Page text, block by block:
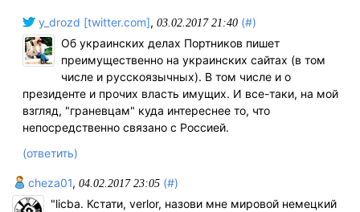
y_drozd [twitter.com], 03.02.2017 21:40 (#)
Об украинских делах Портников пишет
преимущественно на украинских сайтах (в том
числе и русскоязычных). В том числе и о
президенте и прочих власть имущих. И все-таки, на мой
взгляд, "граневцам" куда интереснее то, что
непосредственно связано с Россией.
(ответить)
cheza01, 04.02.2017 23:05 (#)
"licba. Кстати, verlor, назови мне мировой немецкий